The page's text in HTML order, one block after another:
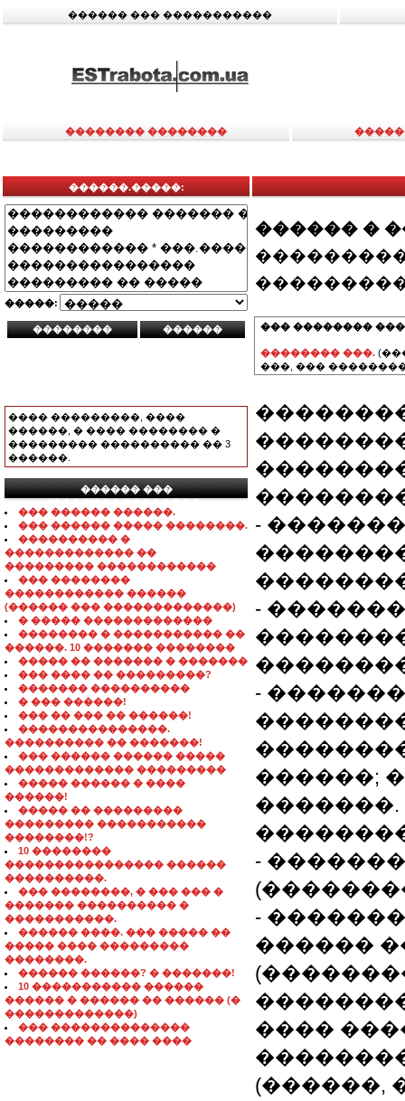
������ ��� �����������
�������� ��������
������.�����:
�����:
���� ���������, ����
������, � ���� �������� �
��������� ���������� �� 3
������.
������ ���
���������������
��� ������ ������.
��� ������ ����� ��������.
���������� �
������������� ��
��������� ������������
��� ��������
������������ ������
(������ ��� �������������)
� ����� �������������
�������� � ����������� ��
������. 10 ������� ��������
����� �� ������� � �������
��� ���� �� ���������?
������� ����������
� ��� ������!
��� �� ��� �� ������!
���������������.
���������� �� �������!
��� ������ ������ �����
������������� ���������
����� ������ � ����
������!
����� �� ���������
��������� �����������
��������!?
10 ��������
���������������� ������
����������.
��� ��������, � ��� ��� �
������� ���������� �
�����������.
������ ����. ��� ����� ��
����� ���� ���������
��������.
������ ������? � �������!
10 ����������� ������
������ � ������ �� ������ (�
�������������)
��� ��������������
�������� �� ���� ����
������ �
��� ��������
�������� ���.
���, ���
-
-
-
������;
�������.
-
-
������
����
(������,